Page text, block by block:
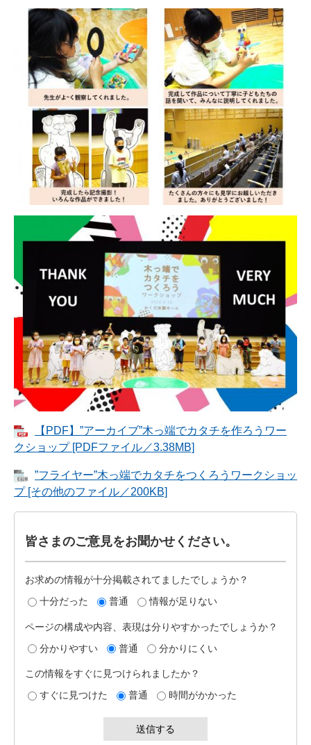
【PDF】”アーカイブ”木っ端でカタチを作ろうワー
クショップ [PDFファイル／3.38MB]
”フライヤー”木っ端でカタチをつくろうワークショッ
プ [その他のファイル／200KB]
皆さまのご意見をお聞かせください。
お求めの情報が十分掲載されてましたでしょうか？
十分だった
普通 情報が足りない
ページの構成や内容、表現は分りやすかったでしょうか？
分かりやすい
普通 分かりにくい
この情報をすぐに見つけられましたか？
すぐに見つけた
普通 時間がかかった